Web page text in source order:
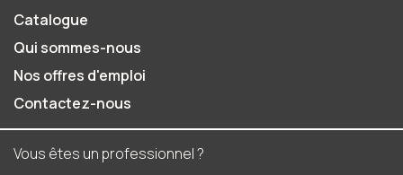
Catalogue
Qui sommes-nous
Nos offres d'emploi
Contactez-nous
Vous êtes un professionnel ?